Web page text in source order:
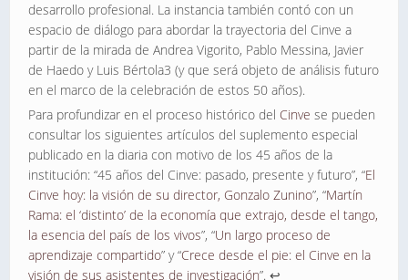
desarrollo profesional. La instancia también contó con un
espacio de diálogo para abordar la trayectoria del Cinve a
partir de la mirada de Andrea Vigorito, Pablo Messina, Javier
de Haedo y Luis Bértola3 (y que será objeto de análisis futuro
en el marco de la celebración de estos 50 años).
Para profundizar en el proceso histórico del Cinve se pueden
consultar los siguientes artículos del suplemento especial
publicado en la diaria con motivo de los 45 años de la
institución: “45 años del Cinve: pasado, presente y futuro”, “El
Cinve hoy: la visión de su director, Gonzalo Zunino”, “Martín
Rama: el ‘distinto’ de la economía que extrajo, desde el tango,
la esencia del país de los vivos”, “Un largo proceso de
aprendizaje compartido” y “Crece desde el pie: el Cinve en la
visión de sus asistentes de investigación”. ↩